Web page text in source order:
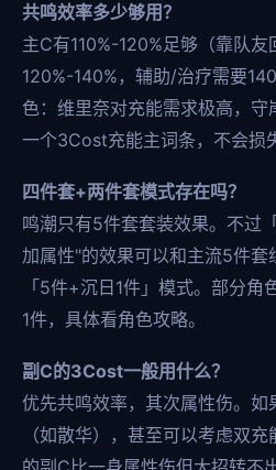
共鸣效率多少够用？
主C有110%-120%足够（靠队
120%-140%，辅助/治疗需要
色：维里奈对充能需求极高，
一个3Cost充能主词条，不会损
四件套+两件套模式存在吗？
鸣潮只有5件套套装效果。不过
加属性"的效果可以和主流5件套
「5件+沉日1件」模式。部分角
1件，具体看角色攻略。
副C的3Cost一般用什么？
优先共鸣效率，其次属性伤。如
（如散华），甚至可以考虑双